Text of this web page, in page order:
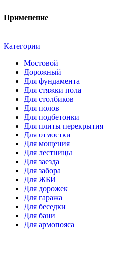
Применение
Категории
Мостовой
Дорожный
Для фундамента
Для стяжки пола
Для столбиков
Для полов
Для подбетонки
Для плиты перекрытия
Для отмостки
Для мощения
Для лестницы
Для заезда
Для забора
Для ЖБИ
Для дорожек
Для гаража
Для беседки
Для бани
Для армопояса